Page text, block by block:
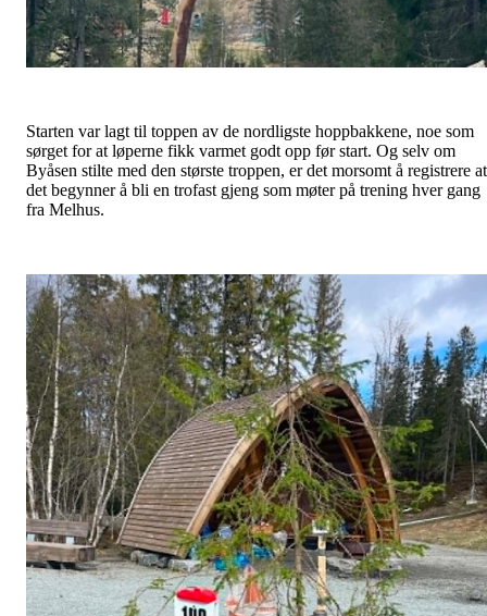
Starten var lagt til toppen av de nordligste hoppbakkene, noe som
sørget for at løperne fikk varmet godt opp før start. Og selv om
Byåsen stilte med den største troppen, er det morsomt å registrere at
det begynner å bli en trofast gjeng som møter på trening hver gang
fra Melhus.